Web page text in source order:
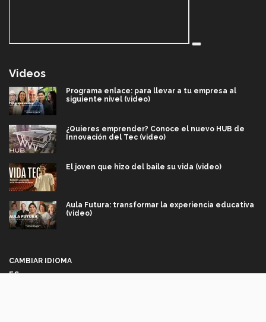
Videos
Programa enlace: para llevar a tu empresa al
siguiente nivel (video)
¿Quieres emprender? Conoce el nuevo HUB de
Innovación del Tec (video)
El joven que hizo del baile su vida (video)
Aula Futura: transformar la experiencia educativa
(video)
CAMBIAR IDIOMA
ES